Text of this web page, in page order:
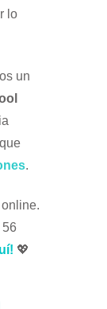
lo
un
.
💖